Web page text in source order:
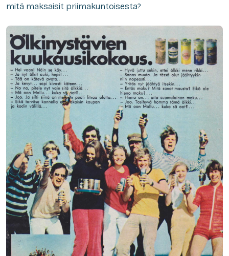
mitä maksaisit priimakuntoisesta?